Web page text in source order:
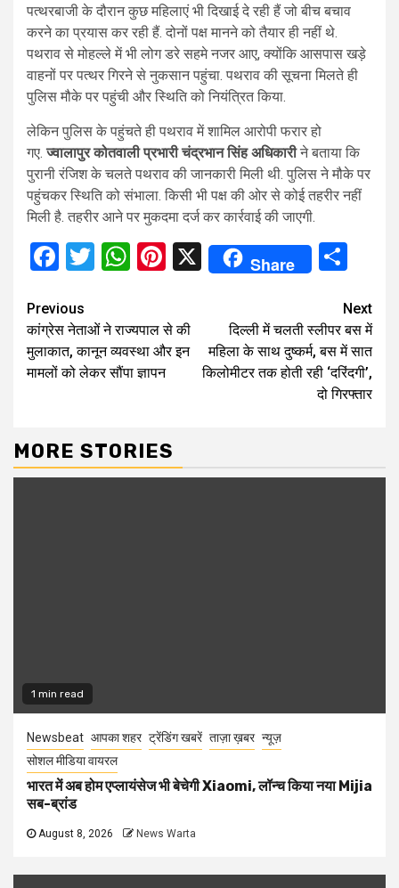
पत्थरबाजी के दौरान कुछ महिलाएं भी दिखाई दे रही हैं जो बीच बचाव
करने का प्रयास कर रही हैं. दोनों पक्ष मानने को तैयार ही नहीं थे.
पथराव से मोहल्ले में भी लोग डरे सहमे नजर आए, क्योंकि आसपास खड़े
वाहनों पर पत्थर गिरने से नुकसान पहुंचा. पथराव की सूचना मिलते ही
पुलिस मौके पर पहुंची और स्थिति को नियंत्रित किया.
लेकिन पुलिस के पहुंचते ही पथराव में शामिल आरोपी फरार हो
गए. ज्वालापुर कोतवाली प्रभारी चंद्रभान सिंह अधिकारीने बताया कि
पुरानी रंजिश के चलते पथराव की जानकारी मिली थी. पुलिस ने मौके पर
पहुंचकर स्थिति को संभाला. किसी भी पक्ष की ओर से कोई तहरीर नहीं
मिली है. तहरीर आने पर मुकदमा दर्ज कर कार्रवाई की जाएगी.
Facebook
Twitter
WhatsApp
Pinterest
X Share
Continue
Reading
Previous
कांग्रेस नेताओं ने राज्यपाल से की
मुलाकात, कानून व्यवस्था और इन
मामलों को लेकर सौंपा ज्ञापन
Next
दिल्ली में चलती स्लीपर बस में
महिला के साथ दुष्कर्म, बस में सात
किलोमीटर तक होती रही ‘दरिंदगी’,
दो गिरफ्तार
MORE STORIES
1 min read
Newsbeat आपका शहर ट्रेंडिंग खबरें ताज़ा ख़बर न्यूज़
सोशल मीडिया वायरल
भारत में अब होम एप्लायंसेज भी बेचेगी Xiaomi, लॉन्च किया नया Mijia
सब-ब्रांड
August 8, 2026 News Warta